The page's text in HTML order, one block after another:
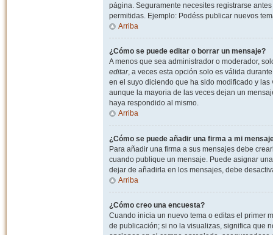
página. Seguramente necesites registrarse
permitidas. Ejemplo: Podéss publicar nuevos
Arriba
¿Cómo se puede editar o borrar un mensaje?
A menos que sea administrador o moderador,
editar, a veces esta opción solo es válida
en el suyo diciendo que ha sido modificado y
aunque la mayoria de las veces dejan un
haya respondido al mismo.
Arriba
¿Cómo se puede añadir una firma a mi
Para añadir una firma a sus mensajes debe
cuando publique un mensaje. Puede asignar
dejar de añadirla en los mensajes, debe
Arriba
¿Cómo creo una encuesta?
Cuando inicia un nuevo tema o editas el primer
de publicación; si no la visualizas, significa que